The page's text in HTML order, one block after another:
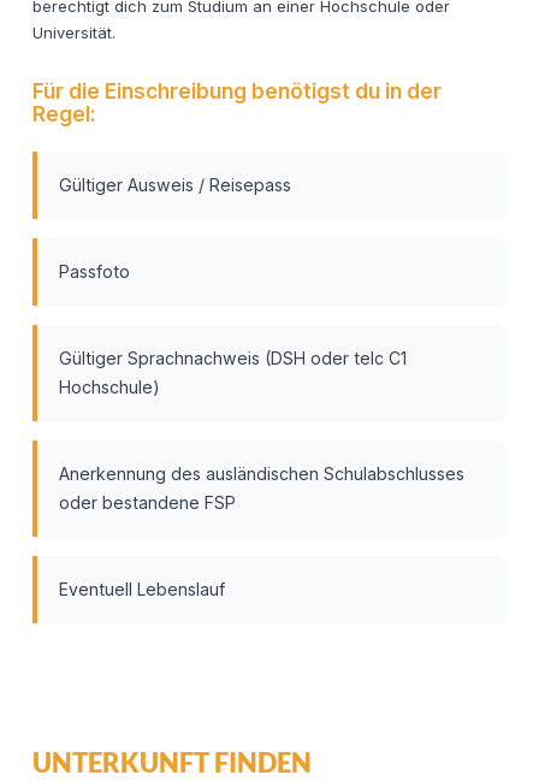
berechtigt dich zum Studium an einer Hochschule oder
Universität.
Für die Einschreibung benötigst du in der
Regel:
Gültiger Ausweis / Reisepass
Passfoto
Gültiger Sprachnachweis (DSH oder telc C1
Hochschule)
Anerkennung des ausländischen Schulabschlusses
oder bestandene FSP
Eventuell Lebenslauf
UNTERKUNFT FINDEN